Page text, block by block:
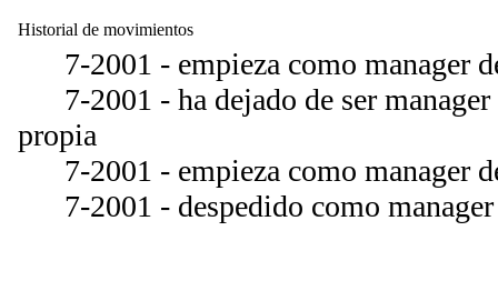
Historial de movimientos
7-2001 - empieza como manager
7-2001 - ha dejado de ser manager
propia
7-2001 - empieza como manager
7-2001 - despedido como manager